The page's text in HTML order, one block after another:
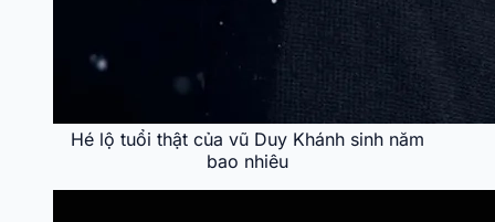
Hé lộ tuổi thật của vũ Duy Khánh sinh năm
bao nhiêu